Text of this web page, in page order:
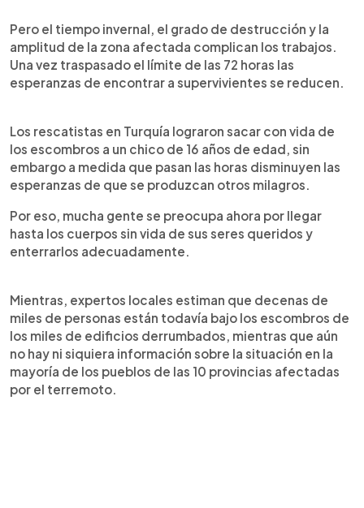
Pero el tiempo invernal, el grado de destrucción y la
amplitud de la zona afectada complican los trabajos.
Una vez traspasado el límite de las 72 horas las
esperanzas de encontrar a supervivientes se reducen.
Los rescatistas en Turquía lograron sacar con vida de
los escombros a un chico de 16 años de edad, sin
embargo a medida que pasan las horas disminuyen las
esperanzas de que se produzcan otros milagros.
Por eso, mucha gente se preocupa ahora por llegar
hasta los cuerpos sin vida de sus seres queridos y
enterrarlos adecuadamente.
Mientras, expertos locales estiman que decenas de
miles de personas están todavía bajo los escombros de
los miles de edificios derrumbados, mientras que aún
no hay ni siquiera información sobre la situación en la
mayoría de los pueblos de las 10 provincias afectadas
por el terremoto.